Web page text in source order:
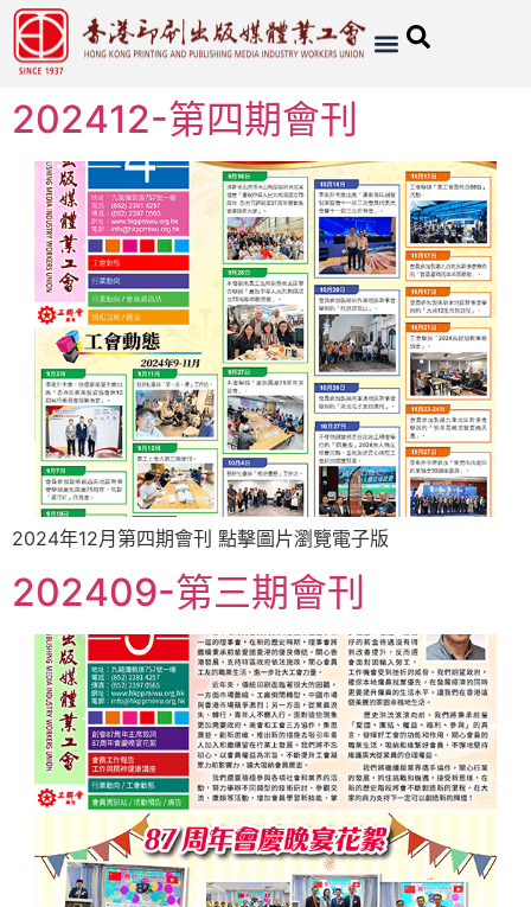
202412-第四期會刊
2024年12月第四期會刊 點擊圖片瀏覽電子版
202409-第三期會刊